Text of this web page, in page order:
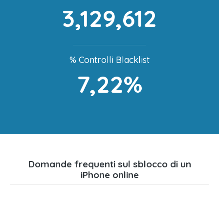
3,129,612
% Controlli Blacklist
7,22%
Domande frequenti sul sblocco di un
iPhone online